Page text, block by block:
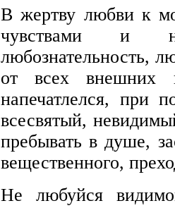
В жертву любви к
чувствами и
любознательность,
от всех внешних
напечатлелся, при
всесвятый,
пребывать в душе,
вещественного,
Не любуйся